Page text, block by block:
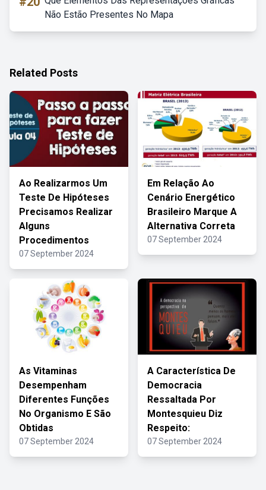
Não Estão Presentes No Mapa
Related Posts
Ao Realizarmos Um
Teste De Hipóteses
Precisamos Realizar
Alguns
Procedimentos
07 September 2024
Em Relação Ao
Cenário Energético
Brasileiro Marque A
Alternativa Correta
07 September 2024
As Vitaminas
Desempenham
Diferentes Funções
No Organismo E São
Obtidas
07 September 2024
A Característica De
Democracia
Ressaltada Por
Montesquieu Diz
Respeito:
07 September 2024